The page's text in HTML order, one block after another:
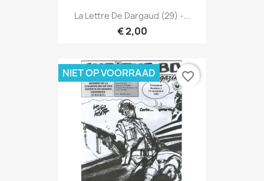
La Lettre De Dargaud (29) -...
€ 2,00
NIET OP VOORRAAD favorite_border